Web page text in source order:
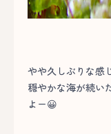
やや久しぶりな感
穏やかな海が続い
よー😀